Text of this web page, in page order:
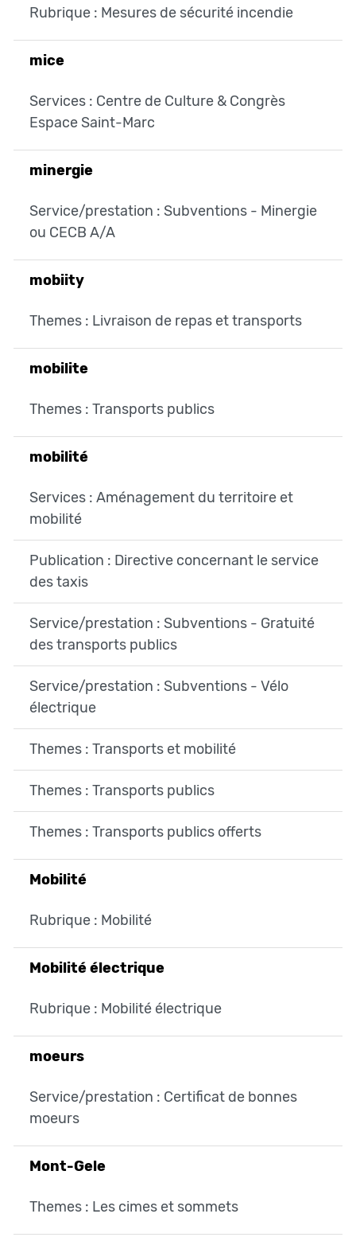
Rubrique : Mesures de sécurité incendie
mice
Services : Centre de Culture & Congrès
Espace Saint-Marc
minergie
Service/prestation : Subventions - Minergie
ou CECB A/A
mobiity
Themes : Livraison de repas et transports
mobilite
Themes : Transports publics
mobilité
Services : Aménagement du territoire et
mobilité
Publication : Directive concernant le service
des taxis
Service/prestation : Subventions - Gratuité
des transports publics
Service/prestation : Subventions - Vélo
électrique
Themes : Transports et mobilité
Themes : Transports publics
Themes : Transports publics offerts
Mobilité
Rubrique : Mobilité
Mobilité électrique
Rubrique : Mobilité électrique
moeurs
Service/prestation : Certificat de bonnes
moeurs
Mont-Gele
Themes : Les cimes et sommets